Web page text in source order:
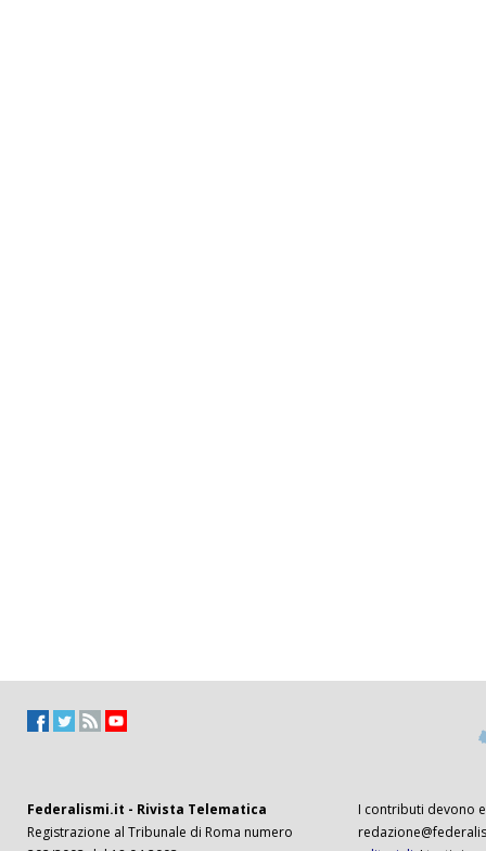
Federalismi.it - Rivista Telematica
Registrazione al Tribunale di Roma numero
I contributi devono